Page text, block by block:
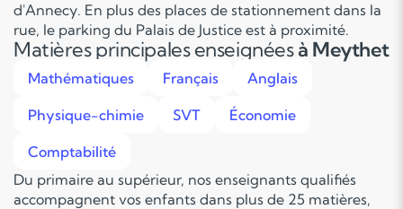
d'Annecy. En plus des places de stationnement dans la
rue, le parking du Palais de Justice est à proximité.
Matières principales enseignéesà Meythet
Mathématiques Français Anglais
Physique-chimie SVT Économie
Comptabilité
Du primaire au supérieur, nos enseignants qualifiés
accompagnent vos enfants dans plus de 25 matières,